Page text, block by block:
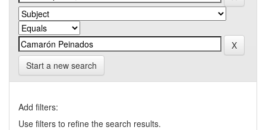
Start a new search
Add filters:
Use filters to refine the search results.